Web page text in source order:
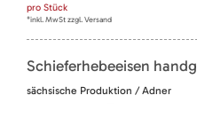
pro Stück
*inkl. MwSt zzgl. Versand
Schieferhebeeisen
sächsische Produktion / Adner